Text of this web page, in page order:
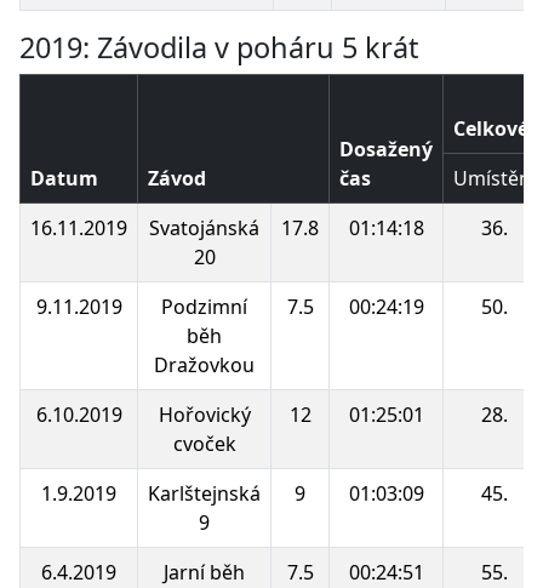
2019: Závodila v poháru 5 krát
Datum Závod
Dosažený
čas
Celkové
Umístění
16.11.2019
Svatojánská
20
17.8 01:14:18 36.
9.11.2019
Podzimní
běh
Dražovkou
7.5 00:24:19 50.
6.10.2019
Hořovický
cvoček
12 01:25:01 28.
1.9.2019
Karlštejnská
9
9 01:03:09 45.
6.4.2019
Jarní běh
7.5 00:24:51 55.